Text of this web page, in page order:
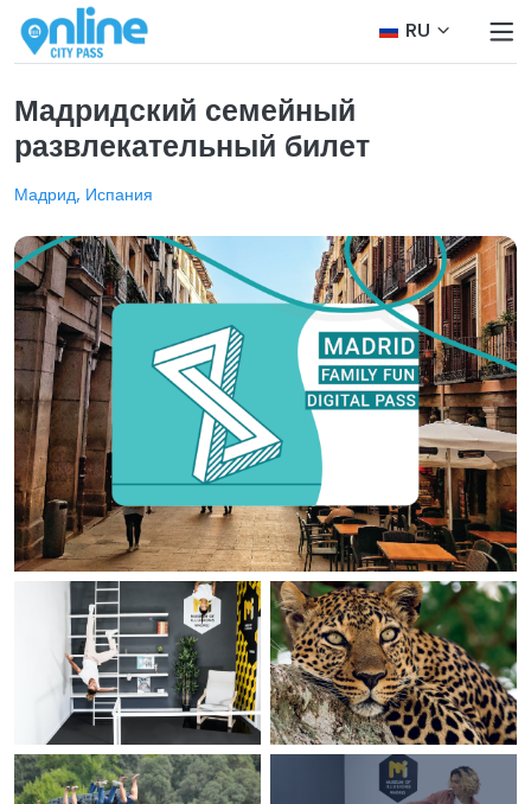
RU
Мадридский семейный
развлекательный билет
Мадрид, Испания